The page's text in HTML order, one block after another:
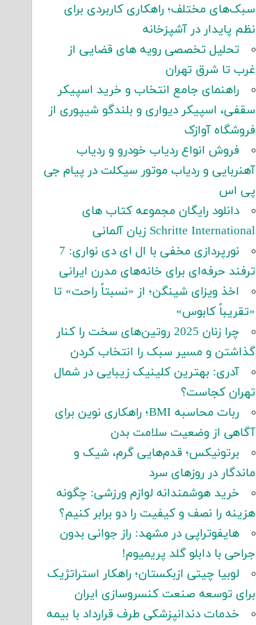
سبک‌های مختلف؛ راهکاری کاربردی برای
نظم پایدار در آشپزخانه
تحلیل تخصصی رویه های قضایی از
غرب تا شرق تهران
راهنمای جامع انتخاب و خرید اسپیکر
سقفی، اسپیکر دیواری و بلندگو شیپوری از
فروشگاه آوازک
فروش انواع ردیاب خودرو و ردیاب
آهنربایی و ردیاب موتور سیکلت در پیام جی
پی اس
دانلود رایگان مجموعه کتاب های
Schritte International زبان آلمانی
نورپردازی مخفی با ال ای دی نواری: 7
ترفند حرفه‌ای برای خانه‌های مدرن ایرانی
اخذ ویزای شینگن؛ از «نسبتاً راحت» تا
«تقریباً کابوس»
چرا زنان 2025 روتین‌های سخت را کنار
گذاشتن و مسیر سبک را انتخاب کردن
آدری: بهترین کلینیک زیبایی در شمال
تهران کجاست؟
ربات محاسبه BMI؛ راهکاری نوین برای
آگاهی از وضعیت سلامت بدن
برتونیکس؛ قدم‌هایی گرم، شیک و
ماندگار در روزهای سرد
خرید هوشمندانه لوازم ورزشی: چگونه
هزینه را نصف و کیفیت را دو برابر کنیم؟
هایفوتراپی در مشهد: راز جوانی بدون
جراحی با دابلو گلد پریمیوم!
لوبیا چیتی ازبکستان؛ راهکار استراتژیک
برای توسعه صنعت کنسروسازی ایران
خدمات دندانپزشکی طرف قرارداد با بیمه